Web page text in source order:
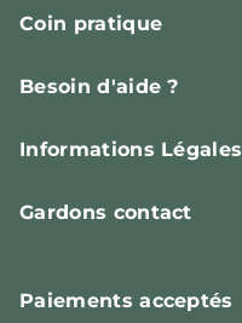
Coin pratique
Besoin d'aide ?
Informations Légales
Gardons contact
Paiementsacceptés